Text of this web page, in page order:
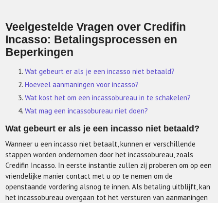
Veelgestelde Vragen over Credifin
Incasso: Betalingsprocessen en
Beperkingen
Wat gebeurt er als je een incasso niet betaald?
Hoeveel aanmaningen voor incasso?
Wat kost het om een incassobureau in te schakelen?
Wat mag een incassobureau niet doen?
Wat gebeurt er als je een incasso niet betaald?
Wanneer u een incasso niet betaalt, kunnen er verschillende
stappen worden ondernomen door het incassobureau, zoals
Credifin Incasso. In eerste instantie zullen zij proberen om op een
vriendelijke manier contact met u op te nemen om de
openstaande vordering alsnog te innen. Als betaling uitblijft, kan
het incassobureau overgaan tot het versturen van aanmaningen